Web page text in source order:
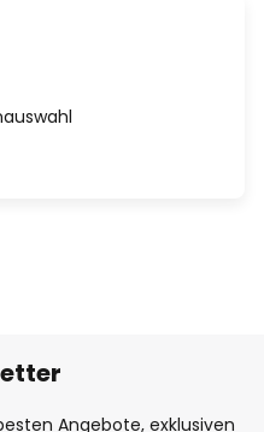
Angebote, exklusiven